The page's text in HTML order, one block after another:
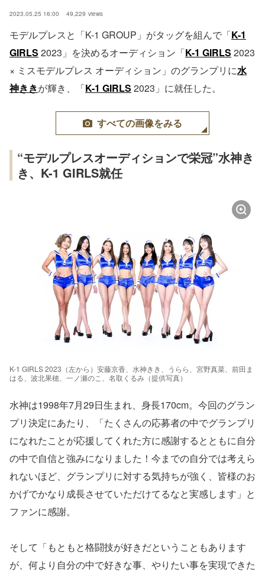
2023.05.25 16:00 49,229 views
モデルプレスと「K-1 GROUP」がタッグを組んで「K-1
GIRLS 2023」を決めるオーディション「K-1 GIRLS 2023
× ミスモデルプレス オーディション」のグランプリに水
神ききが輝き、「K-1 GIRLS 2023」に就任した。
すべての画像をみる
“モデルプレスオーディションで栄冠”水神き
き、K-1 GIRLS就任
K-1 GIRLS 2023（左から）安藤京香、水神きき、うらら、宮野真菜、前田ま
はる、波北果穂、一ノ瀬のこ、名取くるみ（提供写真）
水神は1998年7月29日生まれ、身長170cm。今回のグラン
プリ決定にあたり、「たくさんの応募者の中でグランプリ
になれたことが応援してくれた方に感謝するとともに自分
の中で自信と強みになりました！今までの自分では考えら
れないほど、グランプリに対する気持ちが強く、皆様のお
かげでかなり成長させていただけてるなと実感します」と
ファンに感謝。
そして「もともと格闘技が好きだということもあります
が、何より自分の中で好きな事、やりたい事を実現できた